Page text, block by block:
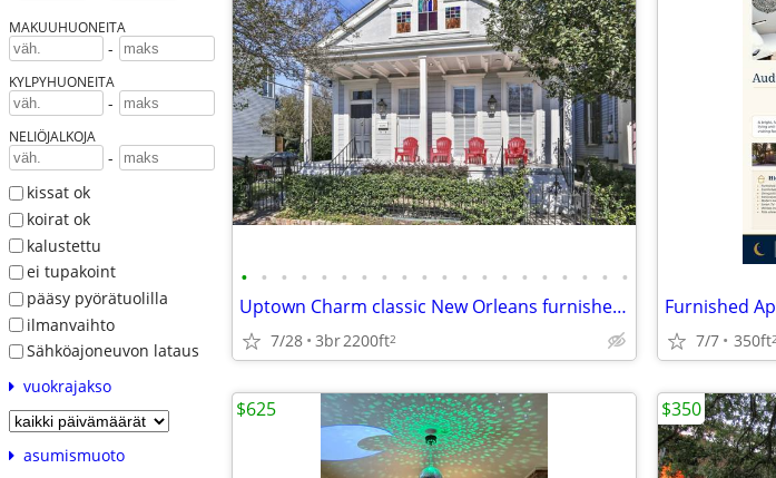
MAKUUHUONEITA
-
KYLPYHUONEITA
-
NELIÖJALKOJA
-
kissat ok
koirat ok
kalustettu
ei tupakoint
pääsy pyörätuolilla
ilmanvaihto
Sähköajoneuvon lataus
vuokrajakso
asumismuoto
• • • • • • • • • • • • • • • • • • • •
Uptown Charm classic New Orleans furnished rental house
7/28 3br2200ft2
Furnished
7/7 350ft2
$625 $350